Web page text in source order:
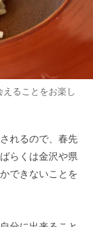
ることをお楽し
れるので、春先
らくは金沢や県
できないことを